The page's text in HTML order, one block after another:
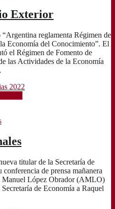
Exterior
reglamenta Régimen de
Economía del Conocimiento”. El
el Régimen de Fomento de
las Actividades de la Economía
2022
titular de la Secretaría de
de prensa mañanera
Manuel López Obrador (AMLO)
de Economía a Raquel